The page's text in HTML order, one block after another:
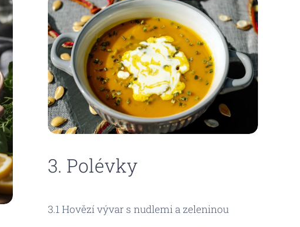
3. Polévky
3.1 Hovězí vývar s nudlemi a zeleninou